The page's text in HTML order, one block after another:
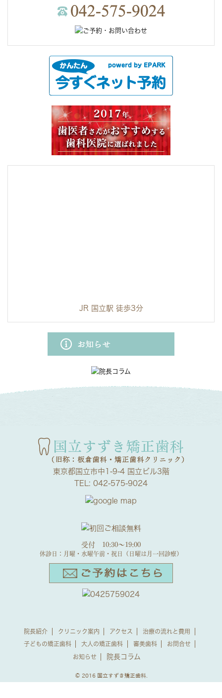
JR 国立駅 徒歩3分
東京都国立市中1-9-4 国立ビル3階
TEL: 042-575-9024
受付 10:30～19:00
休診日：月曜・水曜午前・祝日（日曜は月一回診療）
院長紹介 クリニック案内 アクセス
治療の流れと費用
子どもの矯正歯科
大人の矯正歯科 審美歯科
お問合せ
お知らせ
院長コラム
© 2016 国立すずき矯正歯科.